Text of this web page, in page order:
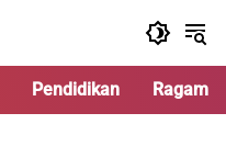
Pendidikan Ragam